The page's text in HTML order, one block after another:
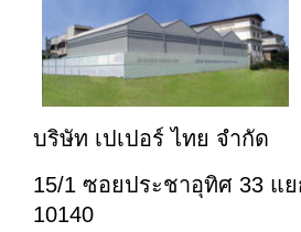
บริษัท เปเปอร์ ไทย จำกัด
15/1 ซอยประชาอุทิศ 33 แ
10140